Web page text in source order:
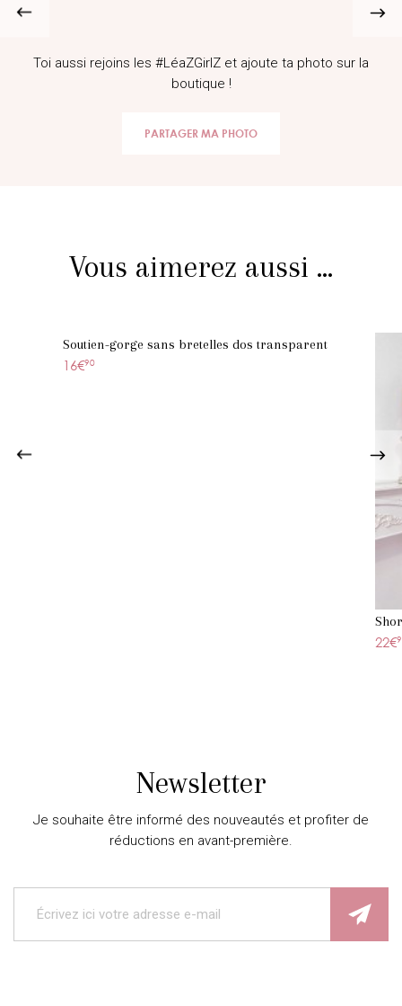
Toi aussi rejoins les #LéaZGirlZ et ajoute ta photo sur la
boutique !
PARTAGER MA PHOTO
Vous aimerez aussi ...
Soutien-gorge sans bretelles dos transparent
16€90
22€
Newsletter
Je souhaite être informé des nouveautés et profiter de
réductions en avant-première.